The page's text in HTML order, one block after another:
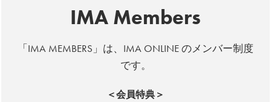
IMA Members
「IMA MEMBERS」は、IMA ONLINE のメンバー制度
です。
＜会員特典＞